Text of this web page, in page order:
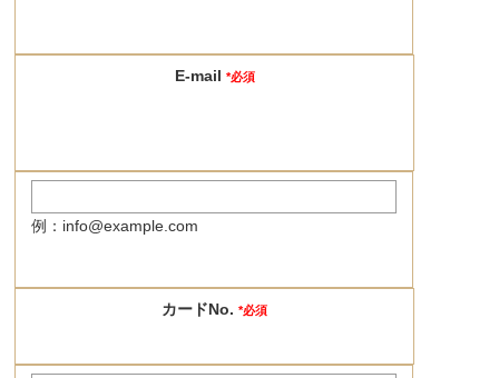
E-mail *必須
例：info@example.com
カードNo. *必須